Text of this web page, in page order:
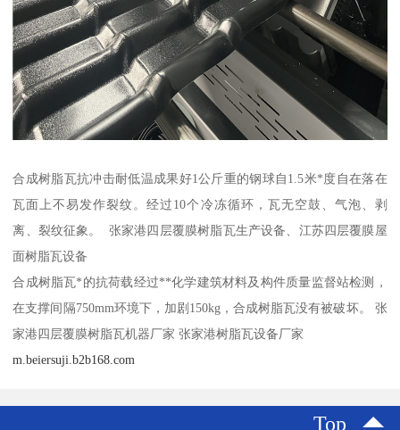
合成树脂瓦抗冲击耐低温成果好1公斤重的钢球自1.5米*度自在落在
瓦面上不易发作裂纹。经过10个冷冻循环，瓦无空鼓、气泡、剥
离、裂纹征象。 张家港四层覆膜树脂瓦生产设备、江苏四层覆膜屋
面树脂瓦设备
合成树脂瓦*的抗荷载经过**化学建筑材料及构件质量监督站检测，
在支撑间隔750mm环境下，加剧150kg，合成树脂瓦没有被破坏。 张
家港四层覆膜树脂瓦机器厂家 张家港树脂瓦设备厂家
m.beiersuji.b2b168.com
Top